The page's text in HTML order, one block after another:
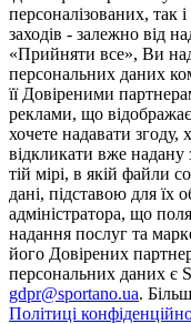
персоналізованих, так
заходів - залежно від
«Прийняти все», Ви
персональних даних
її Довіреними
реклами, що
хочете надавати згоду,
відкликати вже
тій мірі, в якій файли
дані, підставою для їх
адміністратора, що
надання послуг та
його Довірених
персональних даних є
gdpr@sportano.ua.
Політиці